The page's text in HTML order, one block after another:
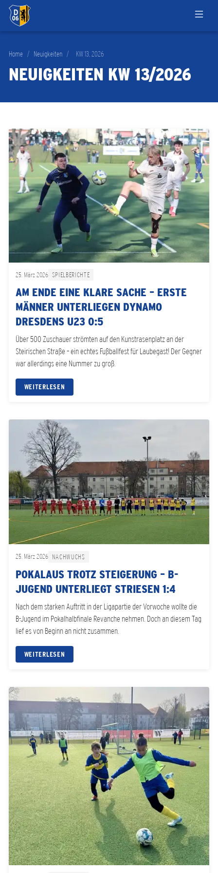
Home / Neuigkeiten / KW 13, 2026
NEUIGKEITEN KW 13/2026
25. März 2026 SPIELBERICHTE
AM ENDE EINE KLARE SACHE – ERSTE
MÄNNER UNTERLIEGEN DYNAMO
DRESDENS U23 0:5
Über 500 Zuschauer strömten auf den Kunstrasenplatz an der
Steirischen Straße – ein echtes Fußballfest für Laubegast! Der Gegner
war allerdings eine Nummer zu groß.
WEITERLESEN
25. März 2026 NACHWUCHS
POKALAUS TROTZ STEIGERUNG – B-
JUGEND UNTERLIEGT STRIESEN 1:4
Nach dem starken Auftritt in der Ligapartie der Vorwoche wollte die
B-Jugend im Pokalhalbfinale Revanche nehmen. Doch an diesem Tag
lief es von Beginn an nicht zusammen.
WEITERLESEN